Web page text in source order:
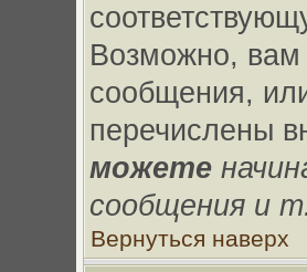
Возможно, вам
сообщения,
перечислены
можете
сообщения и
Вернуться наверх